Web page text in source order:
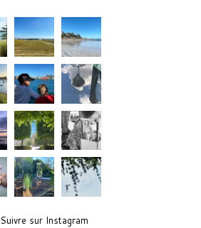
Suivre sur Instagram